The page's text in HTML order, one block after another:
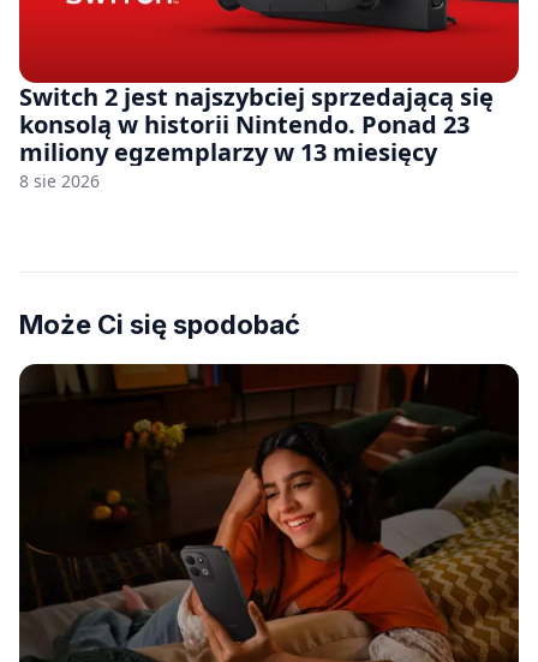
Switch 2 jest najszybciej sprzedającą się
konsolą w historii Nintendo. Ponad 23
miliony egzemplarzy w 13 miesięcy
8 sie 2026
Może Ci się spodobać